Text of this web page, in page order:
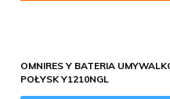
OMNIRES Y BATERIA
POŁYSK Y1210NGL